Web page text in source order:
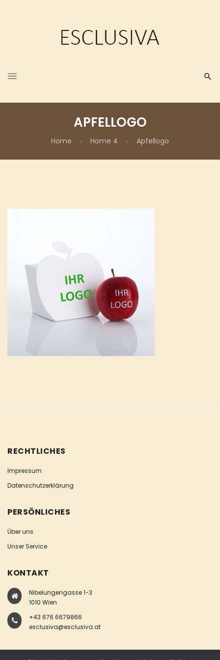
APFELLOGO
Home Home 4 Apfellogo
RECHTLICHES
Impressum
Datenschutzerklärung
PERSÖNLICHES
Über uns
Unser Service
KONTAKT
Nibelungengasse 1-3
1010 Wien
+43 676 6679866
esclusiva@esclusiva.at